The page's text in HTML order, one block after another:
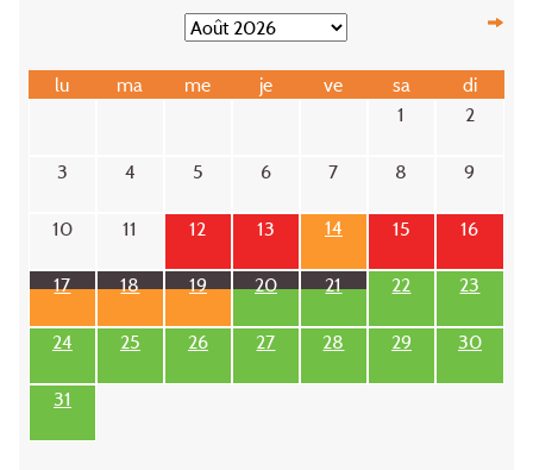
lu ma me je ve sa
di
1
2
3 4 5 6 7 8 9
10 11 12 13 14 15 16
17 18 19 20 21 22 23
24 25 26 27 28 29 30
31